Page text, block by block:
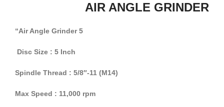
AIR ANGLE GRINDER
“Air Angle Grinder 5
Disc Size : 5 Inch
Spindle Thread : 5/8″-11 (M14)
Max Speed : 11,000 rpm